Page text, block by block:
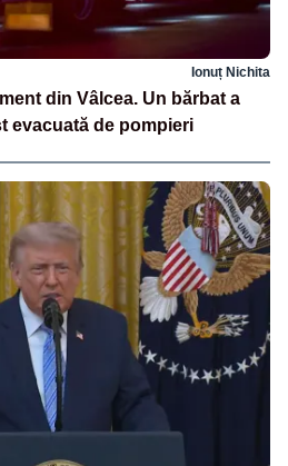
Ionuț Nichita
din Vâlcea. Un bărbat a
evacuată de pompieri